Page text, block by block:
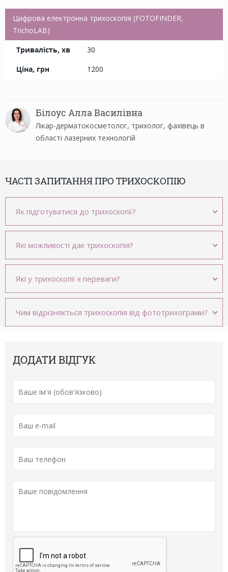
Цифрова електронна трихоскопія (FOTOFINDER,
TrichoLAB)
30
1200
Білоус Алла Василівна
Лікар-дерматокосметолог, трихолог, фахівець в
області лазерних технологій
ЧАСТІ ЗАПИТАННЯ ПРО ТРИХОСКОПІЮ
Як підготуватися до трихоскопії?
Які можливості дає трихоскопія?
Які у трихоскопії є переваги?
Чим відрізняється трихоскопія від фототрихограми?
ДОДАТИ ВІДГУК